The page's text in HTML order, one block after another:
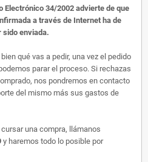
Electrónico 34/2002 advierte de que
a través de Internet ha de
sido enviada.
qué vas a pedir, una vez el pedido
parar el proceso. Si rechazas
nos pondremos en contacto
del mismo más sus gastos de
una compra, llámanos
y haremos todo lo posible por